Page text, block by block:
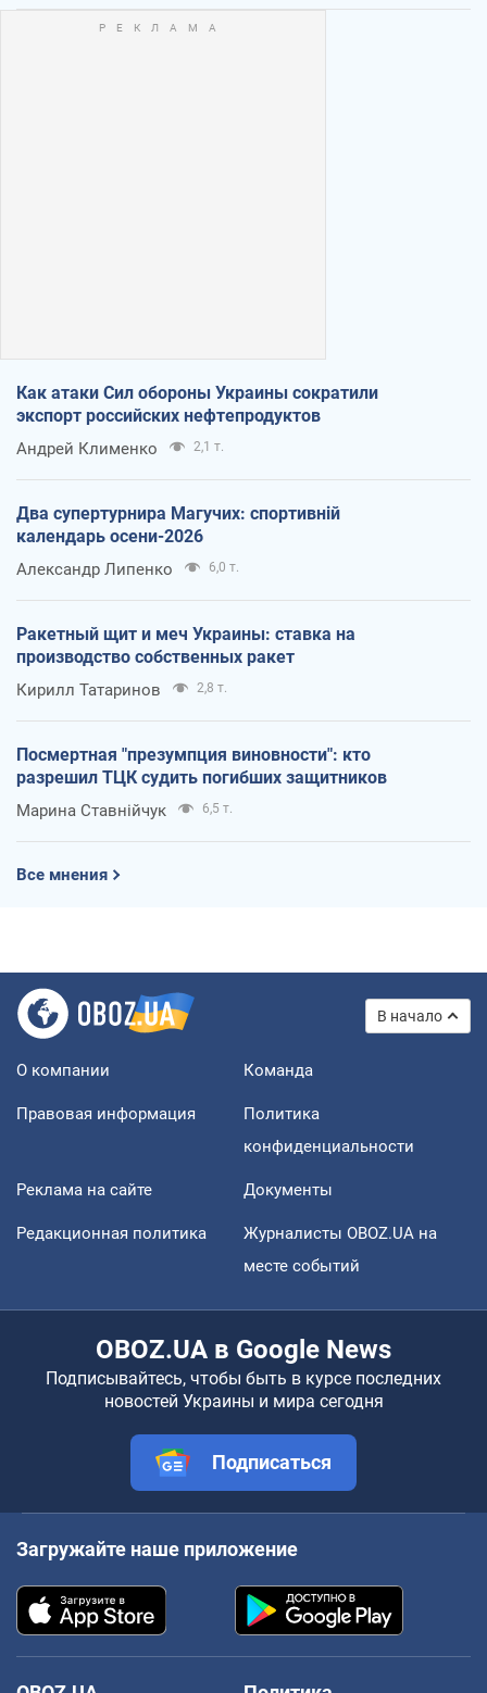
Как атаки Сил обороны Украины сократили
экспорт российских нефтепродуктов
Андрей Клименко 2,1 т.
Два супертурнира Магучих: спортивній
календарь осени-2026
Александр Липенко 6,0 т.
Ракетный щит и меч Украины: ставка на
производство собственных ракет
Кирилл Татаринов 2,8 т.
Посмертная "презумпция виновности": кто
разрешил ТЦК судить погибших защитников
Марина Ставнійчук 6,5 т.
Все мнения
В начало
О компании Команда
Правовая информация
Политика
конфиденциальности
Реклама на сайте Документы
Редакционная политика
Журналисты OBOZ.UA на
месте событий
OBOZ.UA в Google News
Подписывайтесь, чтобы быть в курсе последних
новостей Украины и мира сегодня
Подписаться
Загружайте наше приложение